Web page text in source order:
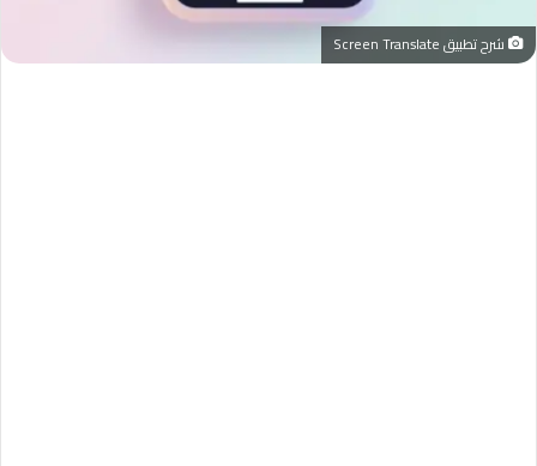
شرح تطبيق Screen Translate